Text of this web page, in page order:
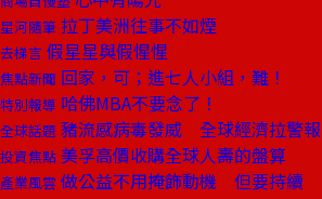
星河隨筆 拉丁美洲往事不如煙
去梯言 假星星與假惺惺
焦點新聞 回家，可；進七人小組，難！
特別報導 哈佛MBA不要念了！
全球話題 豬流感病毒發威 全球經濟拉警報
投資焦點 美孚高價收購全球人壽的盤算
產業風雲 做公益不用掩飾動機 但要持續